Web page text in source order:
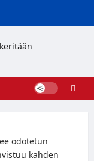
odotetun
kahden